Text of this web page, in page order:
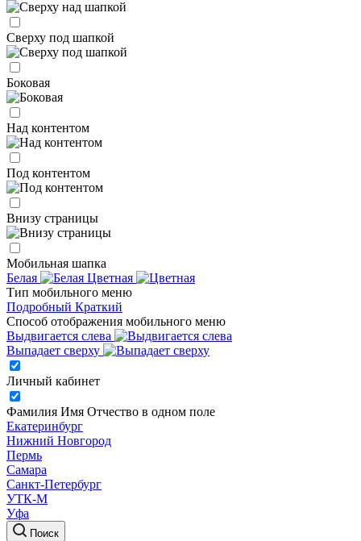
Сверху под шапкой
Боковая
Над контентом
Под контентом
Внизу страницы
Мобильная шапка
Белая
Цветная
Тип мобильного меню
Подробный Краткий
Способ отображения мобильного меню
Выдвигается слева
Выпадает сверху
Личный кабинет
Фамилия Имя Отчество в одном поле
Екатеринбург
Нижний Новгород
Пермь
Самара
Санкт-Петербург
УТК-М
Уфа
Поиск